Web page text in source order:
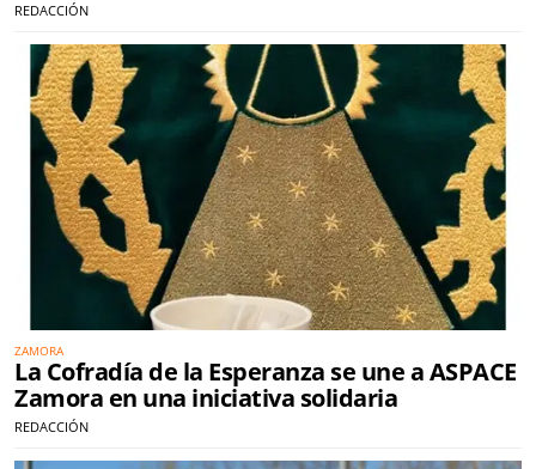
REDACCIÓN
ZAMORA
La Cofradía de la Esperanza se une a ASPACE
Zamora en una iniciativa solidaria
REDACCIÓN